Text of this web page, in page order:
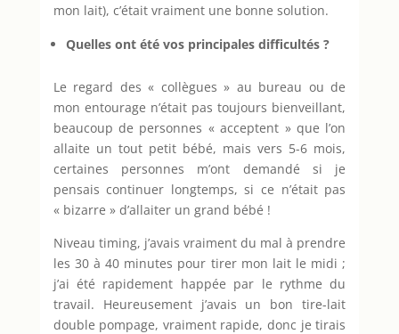
mon lait), c’était vraiment une bonne solution.
Quelles ont été vos principales difficultés ?
Le regard des « collègues » au bureau ou de
mon entourage n’était pas toujours bienveillant,
beaucoup de personnes « acceptent » que l’on
allaite un tout petit bébé, mais vers 5-6 mois,
certaines personnes m’ont demandé si je
pensais continuer longtemps, si ce n’était pas
« bizarre » d’allaiter un grand bébé !
Niveau timing, j’avais vraiment du mal à prendre
les 30 à 40 minutes pour tirer mon lait le midi ;
j’ai été rapidement happée par le rythme du
travail. Heureusement j’avais un bon tire-lait
double pompage, vraiment rapide, donc je tirais